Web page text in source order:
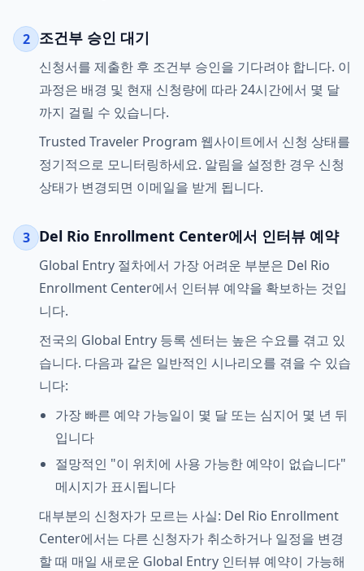
2 조건부 승인 대기
신청서를 제출한 후 조건부 승인을 기다려야 합니다. 이
과정은 배경 및 현재 신청량에 따라 24시간에서 몇 달
까지 걸릴 수 있습니다.
Trusted Traveler Program 웹사이트에서 신청 상태를
정기적으로 모니터링하세요. 알림을 설정한 경우 신청
상태가 변경되면 이메일을 받게 됩니다.
3 Del Rio Enrollment Center에서 인터뷰 예약
Global Entry 절차에서 가장 어려운 부분은 Del Rio
Enrollment Center에서 인터뷰 예약을 확보하는 것입
니다.
전국의 Global Entry 등록 센터는 높은 수요를 겪고 있
습니다. 다음과 같은 일반적인 시나리오를 겪을 수 있습
니다:
가장 빠른 예약 가능일이 몇 달 또는 심지어 몇 년 뒤
입니다
절망적인 "이 위치에 사용 가능한 예약이 없습니다"
메시지가 표시됩니다
대부분의 신청자가 모르는 사실: Del Rio Enrollment
Center에서는 다른 신청자가 취소하거나 일정을 변경
할 때 매일 새로운 Global Entry 인터뷰 예약이 가능해